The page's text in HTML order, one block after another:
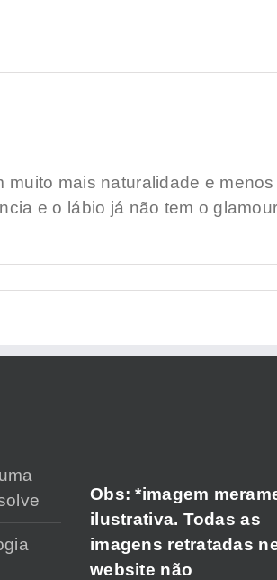
mais naturalidade e
e o lábio já não tem o
Obs: *imagem
ilustrativa. Todas as
imagens retratadas
website não